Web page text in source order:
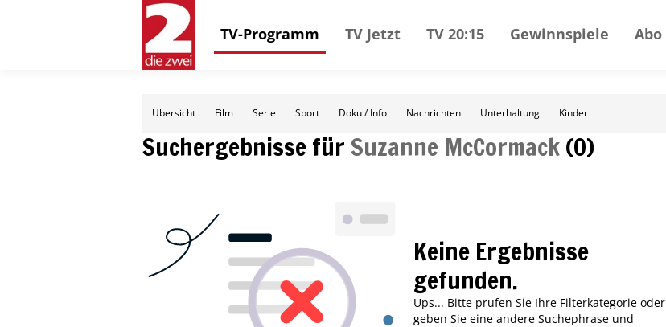
TV-Programm TV Jetzt TV 20:15 Gewinnspiele Abo
Übersicht Film Serie Sport Doku / Info Nachrichten Unterhaltung Kinder
Suchergebnisse fürSuzanne McCormack(0)
Keine Ergebnisse
gefunden.
Ups... Bitte prufen Sie Ihre Filterkategorie oder
geben Sie eine andere Suchephrase und